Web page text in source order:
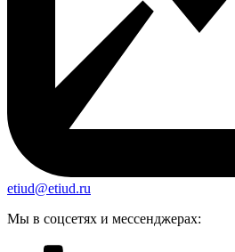
etiud@etiud.ru
Мы в соцсетях и мессенджерах: